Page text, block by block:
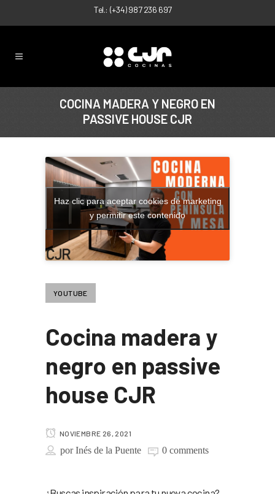
Tel.: (+34) 987 236 697
COCINA MADERA Y NEGRO EN
PASSIVE HOUSE CJR
Haz clic para aceptar cookies de marketing
y permitir este contenido
YOUTUBE
Cocina madera y
negro en passive
house CJR
NOVIEMBRE 26, 2021
porInés de la Puente 0 comments